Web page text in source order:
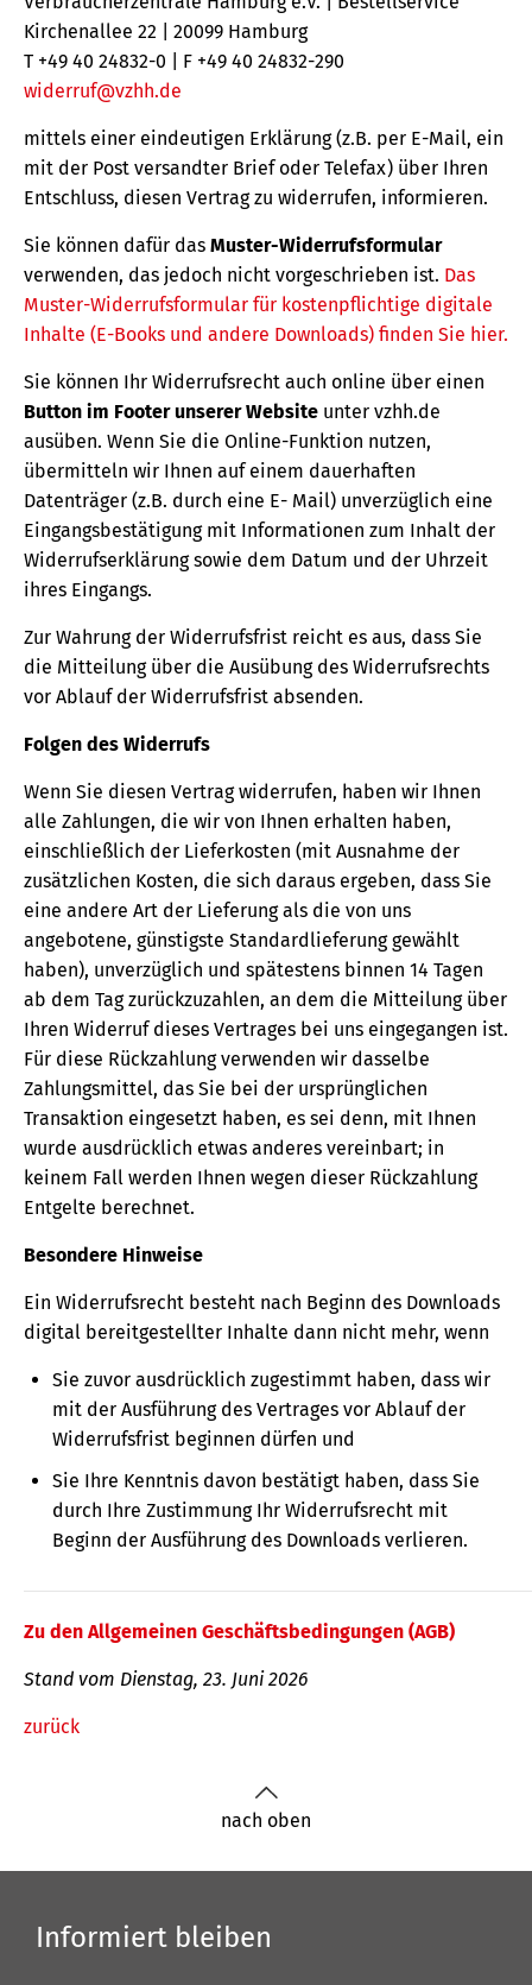
Kirchenallee 22 | 20099 Hamburg
T +49 40 24832-0 | F +49 40 24832-290
widerruf@vzhh.de
mittels einer eindeutigen Erklärung (z.B. per E-Mail, ein
mit der Post versandter Brief oder Telefax) über Ihren
Entschluss, diesen Vertrag zu widerrufen, informieren.
Sie können dafür das Muster-Widerrufsformular
verwenden, das jedoch nicht vorgeschrieben ist. Das
Muster-Widerrufsformular für kostenpflichtige digitale
Inhalte (E-Books und andere Downloads) finden Sie hier.
Sie können Ihr Widerrufsrecht auch online über einen
Button im Footer unserer Website unter vzhh.de
ausüben. Wenn Sie die Online-Funktion nutzen,
übermitteln wir Ihnen auf einem dauerhaften
Datenträger (z.B. durch eine E- Mail) unverzüglich eine
Eingangsbestätigung mit Informationen zum Inhalt der
Widerrufserklärung sowie dem Datum und der Uhrzeit
ihres Eingangs.
Zur Wahrung der Widerrufsfrist reicht es aus, dass Sie
die Mitteilung über die Ausübung des Widerrufsrechts
vor Ablauf der Widerrufsfrist absenden.
Folgen des Widerrufs
Wenn Sie diesen Vertrag widerrufen, haben wir Ihnen
alle Zahlungen, die wir von Ihnen erhalten haben,
einschließlich der Lieferkosten (mit Ausnahme der
zusätzlichen Kosten, die sich daraus ergeben, dass Sie
eine andere Art der Lieferung als die von uns
angebotene, günstigste Standardlieferung gewählt
haben), unverzüglich und spätestens binnen 14 Tagen
ab dem Tag zurückzuzahlen, an dem die Mitteilung über
Ihren Widerruf dieses Vertrages bei uns eingegangen ist.
Für diese Rückzahlung verwenden wir dasselbe
Zahlungsmittel, das Sie bei der ursprünglichen
Transaktion eingesetzt haben, es sei denn, mit Ihnen
wurde ausdrücklich etwas anderes vereinbart; in
keinem Fall werden Ihnen wegen dieser Rückzahlung
Entgelte berechnet.
Besondere Hinweise
Ein Widerrufsrecht besteht nach Beginn des Downloads
digital bereitgestellter Inhalte dann nicht mehr, wenn
Sie zuvor ausdrücklich zugestimmt haben, dass wir
mit der Ausführung des Vertrages vor Ablauf der
Widerrufsfrist beginnen dürfen und
Sie Ihre Kenntnis davon bestätigt haben, dass Sie
durch Ihre Zustimmung Ihr Widerrufsrecht mit
Beginn der Ausführung des Downloads verlieren.
Zu den Allgemeinen Geschäftsbedingungen (AGB)
Stand vom Dienstag, 23. Juni 2026
zurück
nach oben
Informiert bleiben